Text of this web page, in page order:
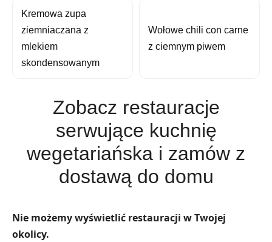
Kremowa zupa
ziemniaczana z
mlekiem
skondensowanym
Wołowe chili con carne
z ciemnym piwem
Zobacz restauracje
serwujące kuchnię
wegetariańska i zamów z
dostawą do domu
Nie możemy wyświetlić restauracji w Twojej
okolicy.